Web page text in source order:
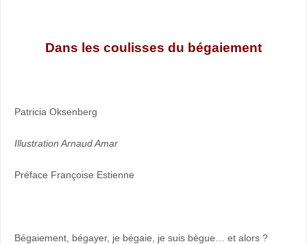
Dans les coulisses du bégaiement
Patricia Oksenberg
Illustration Arnaud Amar
Préface Françoise Estienne
Bégaiement, bégayer, je bégaie, je suis bègue… et alors ?